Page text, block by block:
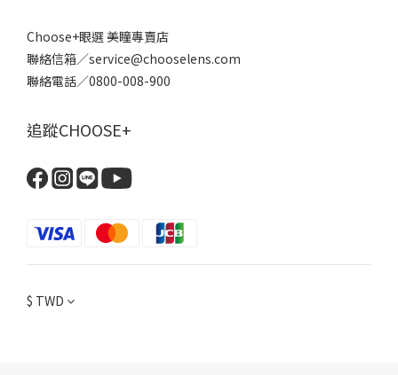
Choose+眼選 美瞳專賣店
聯絡信箱／service@chooselens.com
聯絡電話／0800-008-900
追蹤CHOOSE+
$ TWD